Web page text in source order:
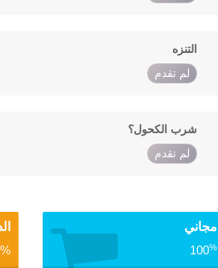
التنزه
لم تقدم
شرب الكحول؟
لم تقدم
مجاني
100%